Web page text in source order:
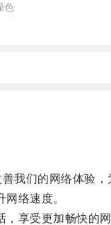
色
们的网络体验，
络速度。
享受更加畅快的网